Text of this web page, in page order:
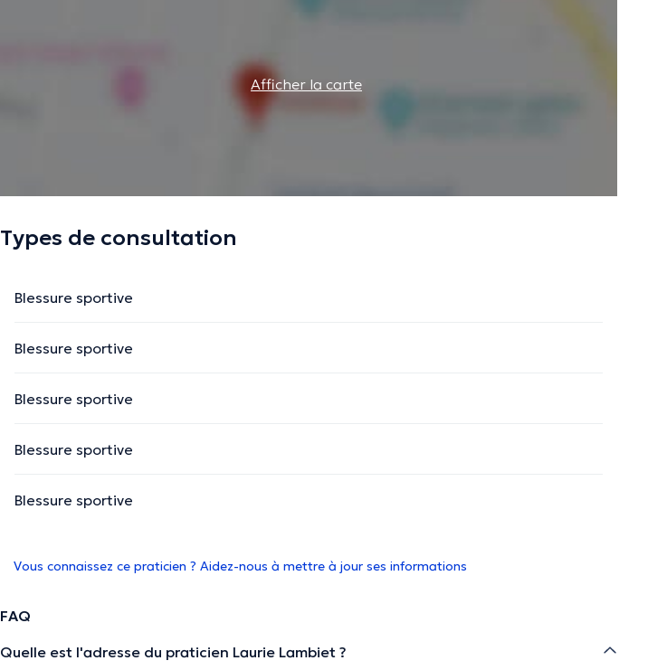
Afficher la carte
Types de consultation
Blessure sportive
Blessure sportive
Blessure sportive
Blessure sportive
Blessure sportive
Vous connaissez ce praticien ? Aidez-nous à mettre à jour ses informations
FAQ
Quelle est l'adresse du praticien Laurie Lambiet ?